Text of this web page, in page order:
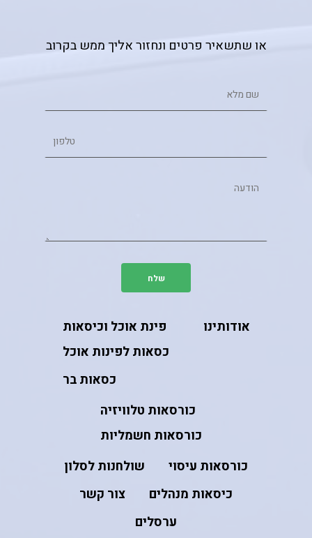
או שתשאיר פרטים ונחזור אליך ממש בקרוב
אודותינו
פינת אוכל וכיסאות
כסאות לפינות אוכל
כסאות בר
כורסאות טלוויזיה
כורסאות חשמליות
כורסאות עיסוי
שולחנות לסלון
כיסאות מנהלים
צור קשר
ערסלים